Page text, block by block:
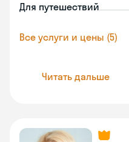
Для путешествий
Все услуги и цены (5)
Читать дальше